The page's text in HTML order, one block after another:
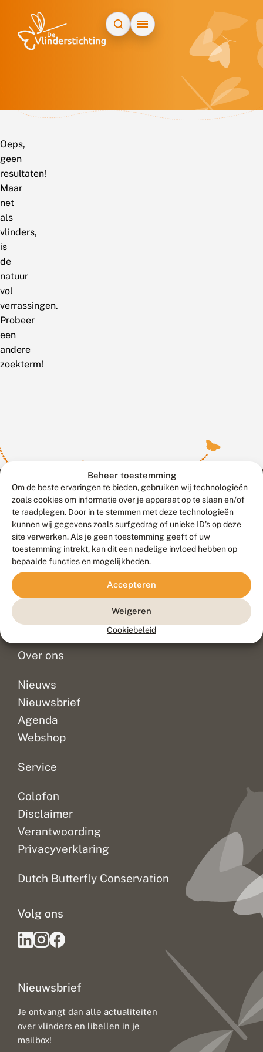
Beheer toestemming
Om de beste ervaringen te bieden, gebruiken wij technologieën
zoals cookies om informatie over je apparaat op te slaan en/of
te raadplegen. Door in te stemmen met deze technologieën
kunnen wij gegevens zoals surfgedrag of unieke ID's op deze
site verwerken. Als je geen toestemming geeft of uw
toestemming intrekt, kan dit een nadelige invloed hebben op
bepaalde functies en mogelijkheden.
Accepteren
Weigeren
Cookiebeleid
Oeps,
geen
resultaten!
Maar
net
als
vlinders,
is
de
natuur
vol
verrassingen.
Probeer
een
andere
zoekterm!
Contact
Veelgestelde vragen
Doneer
Over ons
Nieuws
Nieuwsbrief
Agenda
Webshop
Service
Colofon
Disclaimer
Verantwoording
Privacyverklaring
Dutch Butterfly Conservation
Nieuwsbrief
Je ontvangt dan alle actualiteiten
over vlinders en libellen in je
mailbox!
Volg ons
Meld waarnemingen© 2026 Vlinderstichting
Duurzaam ontwikkeld door
Go2People
, ontworpen door
Blue Field Agency
Privacy
Disclaimer
Sitemap